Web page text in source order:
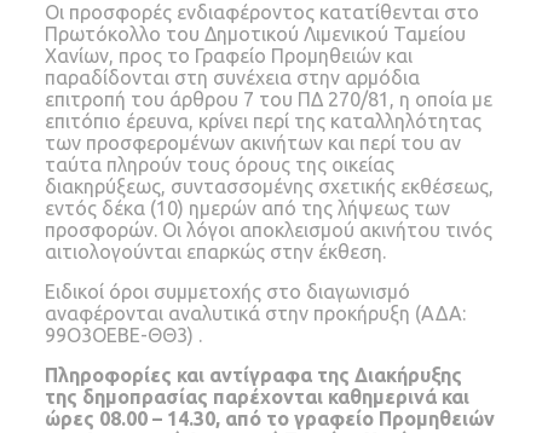
Οι προσφορές ενδιαφέροντος κατατίθενται στο
Πρωτόκολλο του Δημοτικού Λιμενικού Ταμείου
Χανίων, προς το Γραφείο Προμηθειών και
παραδίδονται στη συνέχεια στην αρμόδια
επιτροπή του άρθρου 7 του ΠΔ 270/81, η οποία με
επιτόπιο έρευνα, κρίνει περί της καταλληλότητας
των προσφερομένων ακινήτων και περί του αν
ταύτα πληρούν τους όρους της οικείας
διακηρύξεως, συντασσομένης σχετικής εκθέσεως,
εντός δέκα (10) ημερών από της λήψεως των
προσφορών. Οι λόγοι αποκλεισμού ακινήτου τινός
αιτιολογούνται επαρκώς στην έκθεση.
Ειδικοί όροι συμμετοχής στο διαγωνισμό
αναφέρονται αναλυτικά στην προκήρυξη (ΑΔΑ:
99Ο3ΟΕΒΕ-ΘΘ3) .
Πληροφορίες και αντίγραφα της Διακήρυξης
της δημοπρασίας παρέχονται καθημερινά και
ώρες 08.00 – 14.30, από το γραφείο Προμηθειών